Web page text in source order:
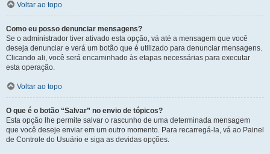
Voltar ao topo
Como eu posso denunciar mensagens?
Se o administrador tiver ativado esta opção, vá até a mensagem que você
deseja denunciar e verá um botão que é utilizado para denunciar mensagens.
Clicando ali, você será encaminhado às etapas necessárias para executar
esta operação.
Voltar ao topo
O que é o botão “Salvar” no envio de tópicos?
Esta opção lhe permite salvar o rascunho de uma determinada mensagem
que você deseje enviar em um outro momento. Para recarregá-la, vá ao Painel
de Controle do Usuário e siga as devidas opções.